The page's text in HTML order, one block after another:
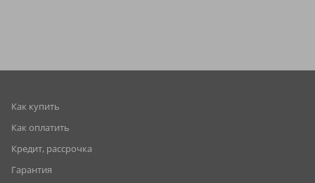
Как купить
Как оплатить
Кредит, рассрочка
Гарантия